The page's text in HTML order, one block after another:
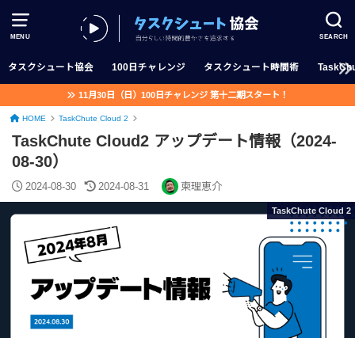
MENU SEARCH
タスクシュート協会 100日チャレンジ タスクシュート時間術
11月30日（日）100日チャレンジ 第十二期スタート！
HOME TaskChute Cloud 2
TaskChute Cloud2 アップデート情報（2024-
08-30）
2024-08-30 2024-08-31 柬理恵介
TaskChute Cloud 2